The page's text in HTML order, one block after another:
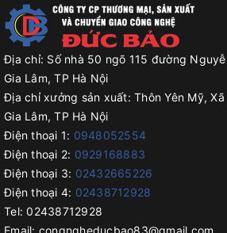
Địa chỉ: Số nhà 50 ngõ 115 đường
Gia Lâm, TP Hà Nội
Địa chỉ xưởng sản xuất: Thôn Yên Mỹ,
Gia Lâm, TP Hà Nội
Điện thoại 1: 0948052554
Điện thoại 2: 0929168883
Điện thoại 3: 02432665226
Điện thoại 4: 02438712928
Tel: 02438712928